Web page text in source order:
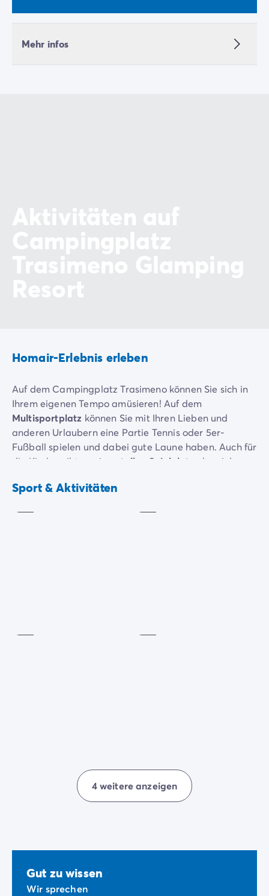
Mehr infos
Homair-Erlebnis erleben
Auf dem Campingplatz Trasimeno können Sie sich in
Ihrem eigenen Tempo amüsieren! Auf dem
Multisportplatz können Sie mit Ihren Lieben und
anderen Urlaubern eine Partie Tennis oder 5er-
Fußball spielen und dabei gute Laune haben. Auch für
die Kinder gibt es einen tollen Spielplatz
, der viel
Sport & Aktivitäten
Sportplatz
4 weitere anzeigen
Gut zu wissen
Wir sprechen